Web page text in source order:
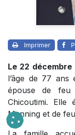
Imprimer
Le 22 décembre
l’âge de 77 ans
épouse de feu
Chicoutimi.
Manning et de